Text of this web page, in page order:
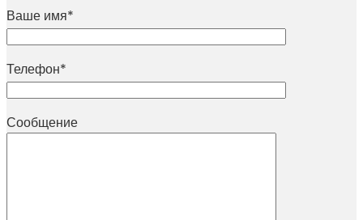
Ваше имя*
Телефон*
Сообщение